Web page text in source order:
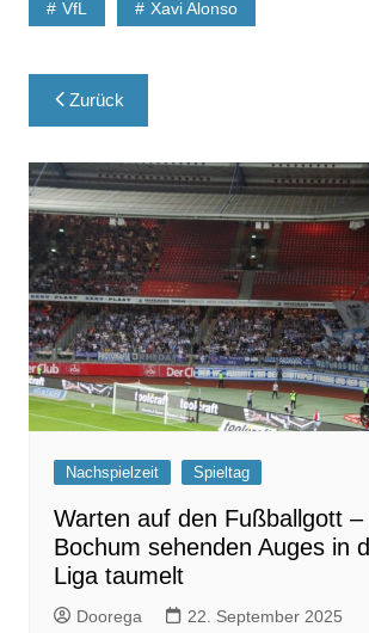
VfL Xavi Alonso
Beitragsnavigation
Zurück
Nachspielzeit Spieltag
Warten auf den Fußballgott
Bochum sehenden Auges in
Liga taumelt
Doorega 22. September 2025